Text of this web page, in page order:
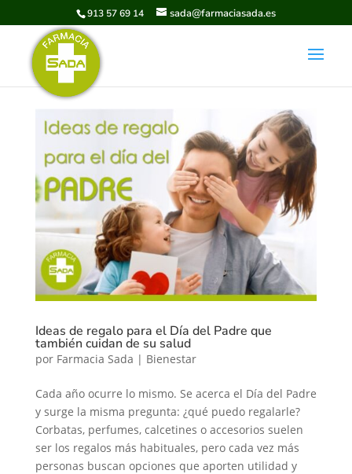
913 57 69 14 sada@farmaciasada.es
Ideas de regalo para el Día del Padre que
también cuidan de su salud
por Farmacia Sada | Bienestar
Cada año ocurre lo mismo. Se acerca el Día del Padre
y surge la misma pregunta: ¿qué puedo regalarle?
Corbatas, perfumes, calcetines o accesorios suelen
ser los regalos más habituales, pero cada vez más
personas buscan opciones que aporten utilidad y